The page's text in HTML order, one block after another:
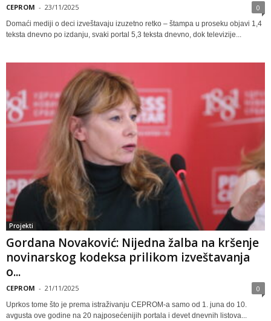
CEPROM - 23/11/2025 0
Domaći mediji o deci izveštavaju izuzetno retko – štampa u proseku objavi 1,4
teksta dnevno po izdanju, svaki portal 5,3 teksta dnevno, dok televizije...
Projekti
Gordana Novaković: Nijedna žalba na kršenje
novinarskog kodeksa prilikom izveštavanja
o...
CEPROM - 21/11/2025 0
Uprkos tome što je prema istraživanju CEPROM-a samo od 1. juna do 10.
avgusta ove godine na 20 najposećenijih portala i devet dnevnih listova...